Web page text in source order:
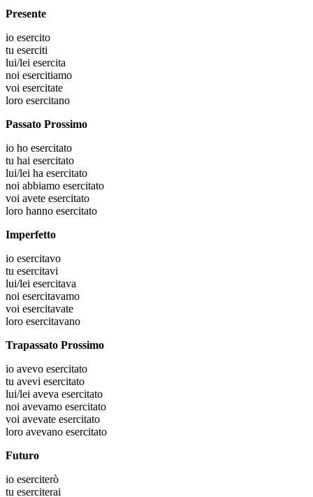
Presente
io esercito
tu eserciti
lui/lei esercita
noi esercitiamo
voi esercitate
loro esercitano
Passato Prossimo
io ho esercitato
tu hai esercitato
lui/lei ha esercitato
noi abbiamo esercitato
voi avete esercitato
loro hanno esercitato
Imperfetto
io esercitavo
tu esercitavi
lui/lei esercitava
noi esercitavamo
voi esercitavate
loro esercitavano
Trapassato Prossimo
io avevo esercitato
tu avevi esercitato
lui/lei aveva esercitato
noi avevamo esercitato
voi avevate esercitato
loro avevano esercitato
Futuro
io eserciterò
tu eserciterai